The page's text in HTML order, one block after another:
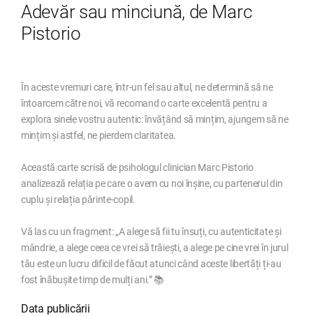
Adevăr sau minciună, de Marc
Pistorio
În aceste vremuri care, într-un fel sau altul, ne determină să ne
întoarcem către noi, vă recomand o carte excelentă pentru a
explora sinele vostru autentic: învățând să mințim, ajungem să ne
mințim și astfel, ne pierdem claritatea.
Această carte scrisă de psihologul clinician Marc Pistorio
analizează relația pe care o avem cu noi înșine, cu partenerul din
cuplu și relația părinte-copil.
Vă las cu un fragment: „A alege să fii tu însuți, cu autenticitate și
mândrie, a alege ceea ce vrei să trăiești, a alege pe cine vrei în jurul
tău este un lucru dificil de făcut atunci când aceste libertăți ți-au
fost înăbușite timp de mulți ani.” 📚
Data publicării